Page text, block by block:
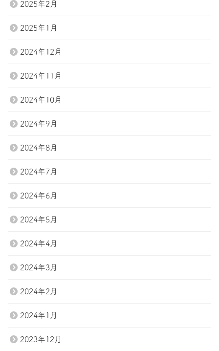
2025年2月
2025年1月
2024年12月
2024年11月
2024年10月
2024年9月
2024年8月
2024年7月
2024年6月
2024年5月
2024年4月
2024年3月
2024年2月
2024年1月
2023年12月